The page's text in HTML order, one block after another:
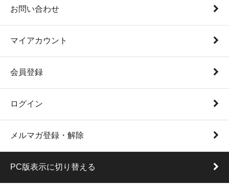
お問い合わせ
マイアカウント
会員登録
ログイン
メルマガ登録・解除
PC版表示に切り替える